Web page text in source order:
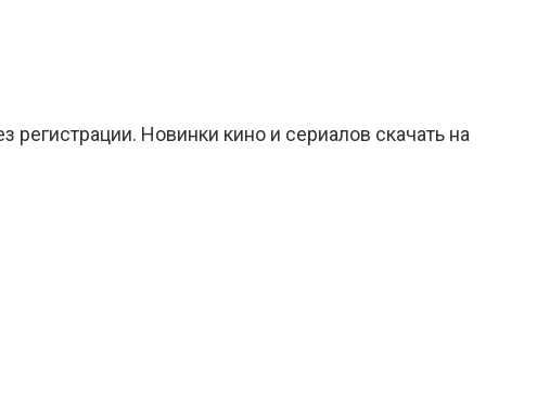
регистрации. Новинки кино и сериалов скачать на